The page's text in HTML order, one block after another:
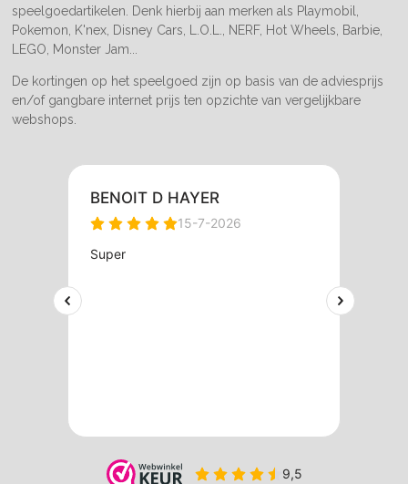
speelgoedartikelen. Denk hierbij aan merken als Playmobil,
Pokemon, K'nex, Disney Cars, L.O.L., NERF, Hot Wheels, Barbie,
LEGO, Monster Jam...
De kortingen op het speelgoed zijn op basis van de adviesprijs
en/of gangbare internet prijs ten opzichte van vergelijkbare
webshops.